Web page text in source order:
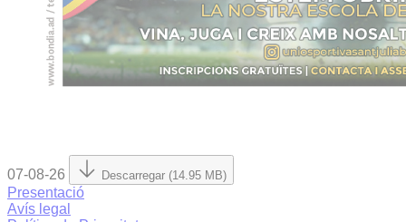
07-08-26 Descarregar (14.95 MB)
Presentació
Avís legal